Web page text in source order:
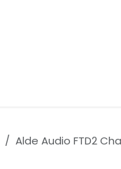
Alde Audio FTD2